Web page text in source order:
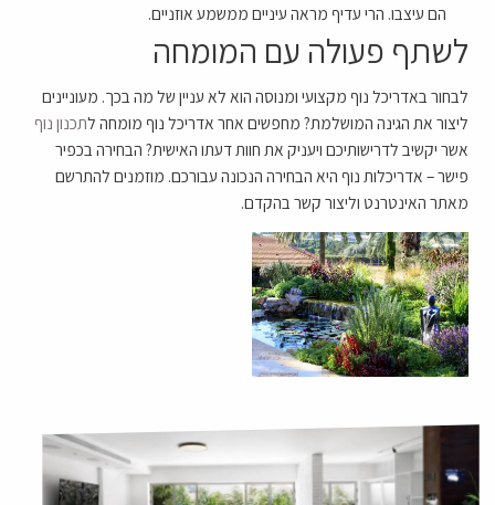
הם עיצבו. הרי עדיף מראה עיניים ממשמע אוזניים.
לשתף פעולה עם המומחה
לבחור באדריכל נוף מקצועי ומנוסה הוא לא עניין של מה בכך. מעוניינים
ליצור את הגינה המושלמת? מחפשים אחר אדריכל נוף מומחה לתכנון נוף
אשר יקשיב לדרישותיכם ויעניק את חוות דעתו האישית? הבחירה בכפיר
פישר – אדריכלות נוף היא הבחירה הנכונה עבורכם. מוזמנים להתרשם
מאתר האינטרנט וליצור קשר בהקדם.